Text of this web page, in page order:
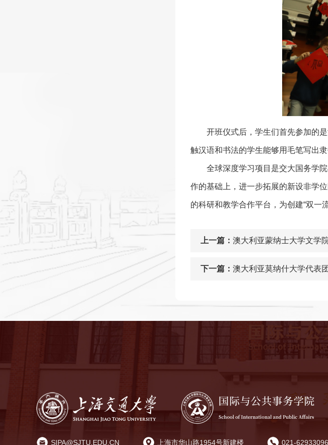
开班仪式后，学生们首先参加的
触汉语和书法的学生能够用毛笔写出隶
全球深度学习项目是交大国务学
作的基础上，进一步拓展的新设非学
的科研和教学合作平台，为创建“双一
上一篇： 澳大利亚蒙纳士大学文学
下一篇： 澳大利亚莫纳什大学代表
SIPA@SJTU.EDU.CN 上海市华山路1954号新建楼 021-62933096